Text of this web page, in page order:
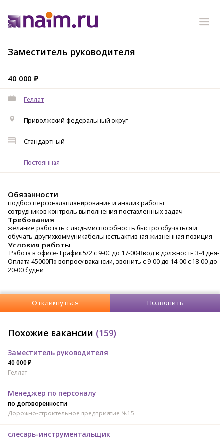
Заместитель руководителя
40 000 ₽
Геллат
Приволжский федеральный округ
Стандартный
Постоянная
Обязанности
подбор персоналапланирование и анализ работы
сотрудников контроль выполнения поставленных задач
Требования
желание работать с людьмиспособность быстро обучаться и
обучать другихкоммуникабельностьактивная жизненная позиция
Условия работы
Работа в офисе- График 5/2 с 9-00 до 17-00-Ввод в должность 3-4 дня-
Оплата 45000По вопросу вакансии, звонить с 9-00 до 14-00 с 18-00 до
20-00 будни
Откликнуться Позвонить
Похожие вакансии (159)
Заместитель руководителя
40 000 ₽
Геллат
Менеджер по персоналу
по договоренности
Дорожно-строительное предприятие №15
слесарь-инструментальщик